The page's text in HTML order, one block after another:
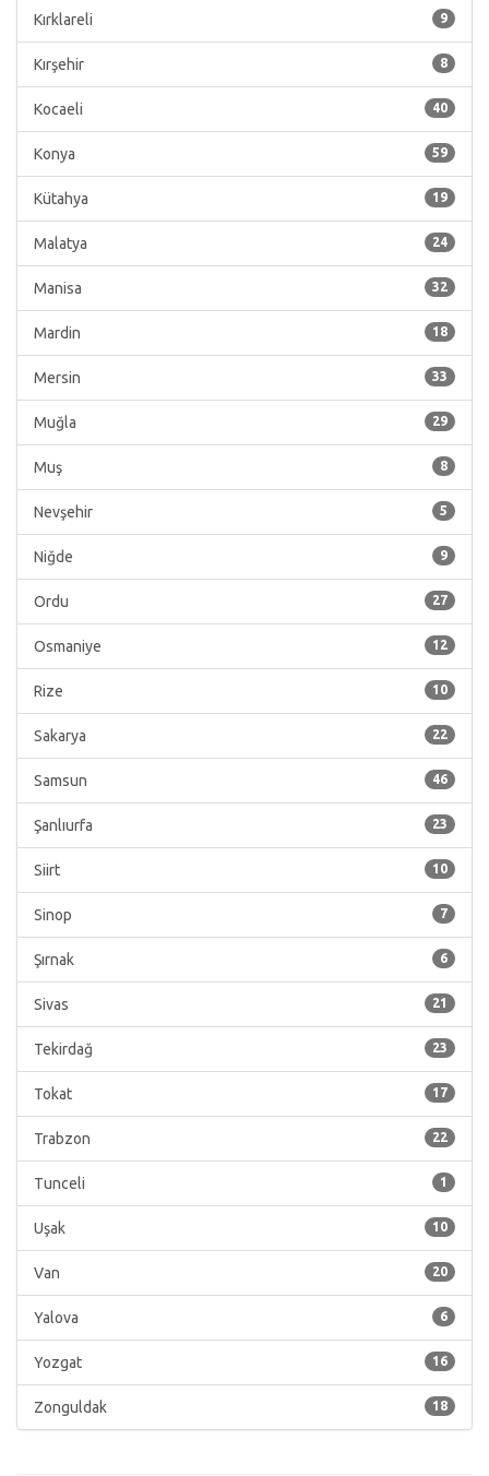
9
Kırklareli
8
Kırşehir
40
Kocaeli
59
Konya
19
Kütahya
24
Malatya
32
Manisa
18
Mardin
33
Mersin
29
Muğla
8
Muş
5
Nevşehir
9
Niğde
27
Ordu
12
Osmaniye
10
Rize
22
Sakarya
46
Samsun
23
Şanlıurfa
10
Siirt
7
Sinop
6
Şırnak
21
Sivas
23
Tekirdağ
17
Tokat
22
Trabzon
1
Tunceli
10
Uşak
20
Van
6
Yalova
16
Yozgat
18
Zonguldak